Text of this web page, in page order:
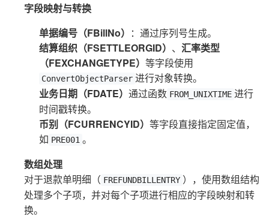
字段映射与转换
单据编号（FBillNo） ：通过序列号生成。
结算组织（FSETTLEORGID） 、 汇率类型
（FEXCHANGETYPE） 等字段使用
ConvertObjectParser 进行对象转换。
业务日期（FDATE） 通过函数 FROM_UNIXTIME 进行
时间戳转换。
币别（FCURRENCYID） 等字段直接指定固定值，
如 PRE001 。
数组处理
对于退款单明细（ FREFUNDBILLENTRY ），使用数组结构
处理多个子项，并对每个子项进行相应的字段映射和转
换。